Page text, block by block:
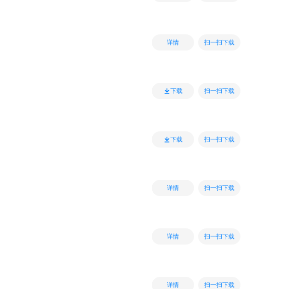
详情 扫一扫下载
下载 扫一扫下载
下载 扫一扫下载
详情 扫一扫下载
详情 扫一扫下载
详情 扫一扫下载